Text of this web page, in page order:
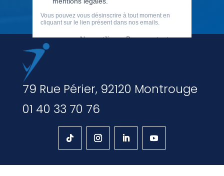
79 Rue Périer, 92120 Montrouge
01 40 33 70 76